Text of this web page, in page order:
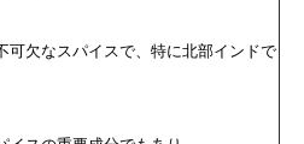
可欠なスパイスで、特に北部インドで